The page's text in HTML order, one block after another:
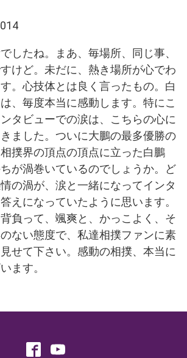
したね。まあ、毎場所、同じ事、
けど。未だに、熱き場所が心でわ
。心技体とは良く言ったもの。白
、毎度本当に感動します。特にこ
タビューでの涙は、こちらの心に
ました。ついに大鵬の最多優勝の
撲界の頂点の頂点に立った白鵬
が渦巻いているのでしょうか。ど
の渦が、涙と一緒になってインタ
えになっていたように思います。
負って、颯爽と、かっこよく、そ
ない態度で、私達相撲ファンに素
せて下さい。感動の相撲、本当に
ます。